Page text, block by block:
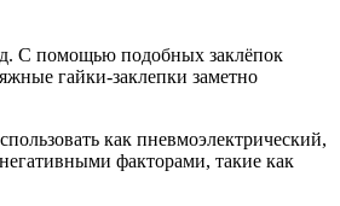
С помощью подобных заклёпок
гайки-заклепки заметно
как пневмоэлектрический,
факторами, такие как